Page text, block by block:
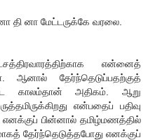
தி னா மேட்டருக்கே வரலை.
என்னைத்
ஆனால் தேர்ந்தெடுப்பதற்குத்
காலம்தான் அதிகம். ஆறு
என்பதைப் பதிவு
எனக்குப் பின்னால் தமிழ்மணத்தில்
தேர்ந்தெடுத்தபோது எனக்குப்